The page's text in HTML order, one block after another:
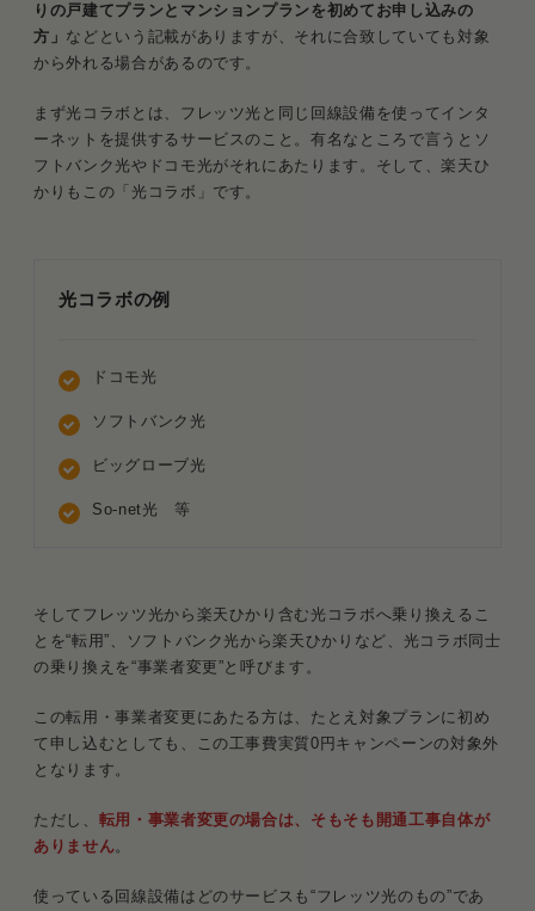
りの戸建てプランとマンションプランを初めてお申し込みの
方」 などという記載がありますが、それに合致していても対象
から外れる場合があるのです。
まず光コラボとは、フレッツ光と同じ回線設備を使ってインタ
ーネットを提供するサービスのこと。有名なところで言うとソ
フトバンク光やドコモ光がそれにあたります。そして、楽天ひ
かりもこの「光コラボ」です。
光コラボの例
ドコモ光
ソフトバンク光
ビッグローブ光
So-net光 等
そしてフレッツ光から楽天ひかり含む光コラボへ乗り換えるこ
とを“転用”、ソフトバンク光から楽天ひかりなど、光コラボ同士
の乗り換えを“事業者変更”と呼びます。
この転用・事業者変更にあたる方は、たとえ対象プランに初め
て申し込むとしても、この工事費実質0円キャンペーンの対象外
となります。
ただし、 転用・事業者変更の場合は、そもそも開通工事自体が
ありません。
使っている回線設備はどのサービスも“フレッツ光のもの”であ